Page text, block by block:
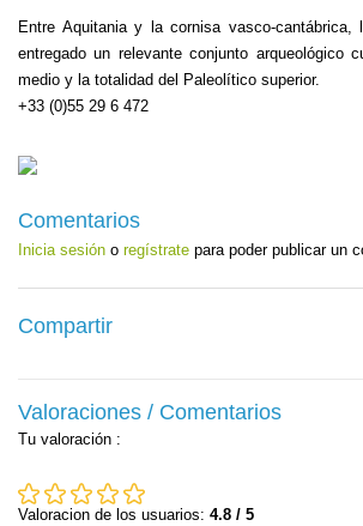
Entre Aquitania y la cornisa vasco-
entregado un relevante conjunto arqueológico
medio y la totalidad del Paleolítico superior.
+33 (0)55 29 6 472
Comentarios
Inicia sesión o regístrate para poder publicar un
Compartir
Valoraciones / Comentarios
Tu valoración :
Valoracion de los usuarios: 4.8 / 5